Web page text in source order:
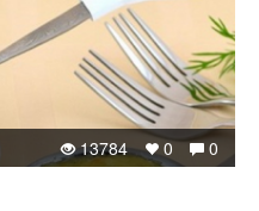
0
0
13784